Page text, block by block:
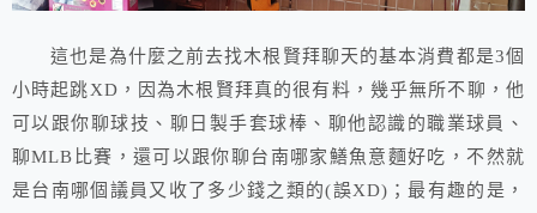
這也是為什麼之前去找木根賢拜聊天的基本消費都是3個
小時起跳XD，因為木根賢拜真的很有料，幾乎無所不聊，他
可以跟你聊球技、聊日製手套球棒、聊他認識的職業球員、
聊MLB比賽，還可以跟你聊台南哪家鱔魚意麵好吃，不然就
是台南哪個議員又收了多少錢之類的(誤XD)；最有趣的是，